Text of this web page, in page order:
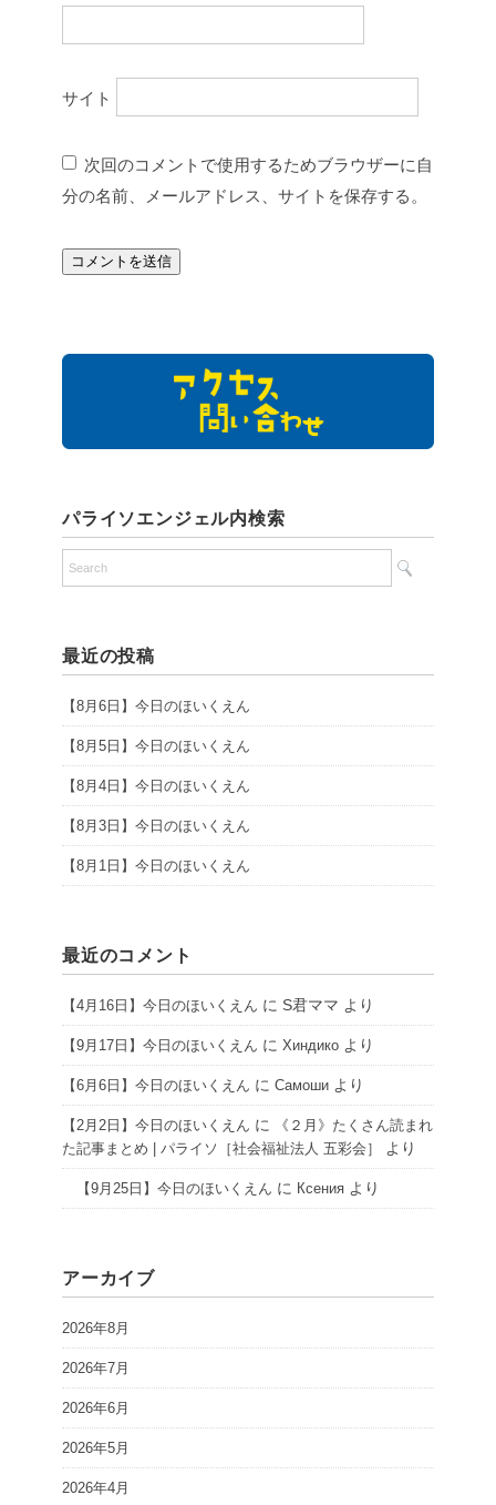
サイト
次回のコメントで使用するためブラウザーに自
分の名前、メールアドレス、サイトを保存する。
パライソエンジェル内検索
最近の投稿
【8月6日】今日のほいくえん
【8月5日】今日のほいくえん
【8月4日】今日のほいくえん
【8月3日】今日のほいくえん
【8月1日】今日のほいくえん
最近のコメント
【4月16日】今日のほいくえん に S君ママ より
【9月17日】今日のほいくえん に Хиндико より
【6月6日】今日のほいくえん に Самоши より
【2月2日】今日のほいくえん に
《２月》たくさん読まれ
た記事まとめ | パライソ［社会福祉法人 五彩会］
より
【9月25日】今日のほいくえん に Ксения より
アーカイブ
2026年8月
2026年7月
2026年6月
2026年5月
2026年4月